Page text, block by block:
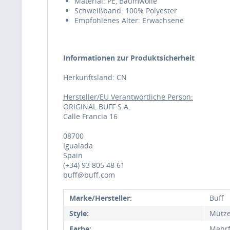
Schweißband: 100% Polyester
Empfohlenes Alter: Erwachsene
Informationen zur Produktsicherheit
Herkunftsland: CN
Hersteller/EU Verantwortliche Person:
ORIGINAL BUFF S.A.
Calle Francia 16
08700
Igualada
Spain
(+34) 93 805 48 61
buff@buff.com
Marke/Hersteller:
Buff
Style: